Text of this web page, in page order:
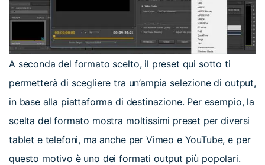
A seconda del formato scelto, il preset qui sotto ti
permetterà di scegliere tra un’ampia selezione di output,
in base alla piattaforma di destinazione. Per esempio, la
scelta del formato mostra moltissimi preset per diversi
tablet e telefoni, ma anche per Vimeo e YouTube, e per
questo motivo è uno dei formati output più popolari.